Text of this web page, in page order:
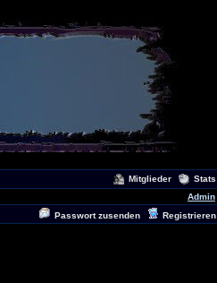
Mitglieder
Stats
Admin
Passwort zusenden Registrieren